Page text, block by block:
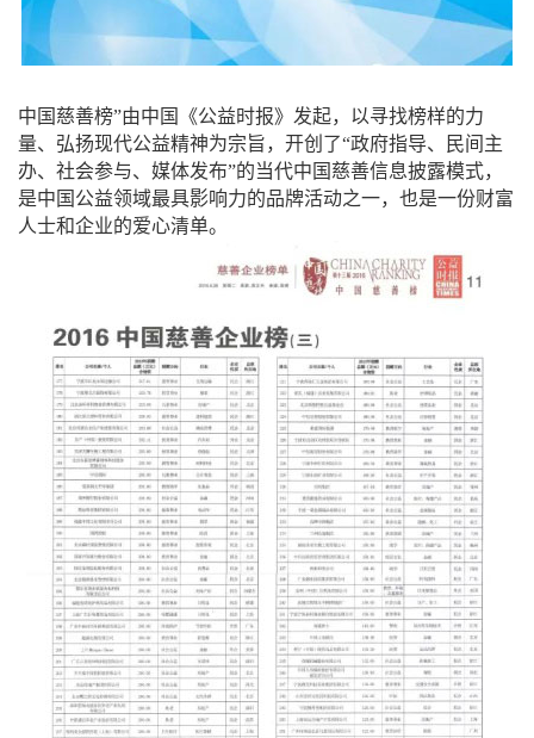
中国慈善榜”由中国《公益时报》发起，以寻找榜样的力
量、弘扬现代公益精神为宗旨，开创了“政府指导、民间主
办、社会参与、媒体发布”的当代中国慈善信息披露模式，
是中国公益领域最具影响力的品牌活动之一，也是一份财富
人士和企业的爱心清单。